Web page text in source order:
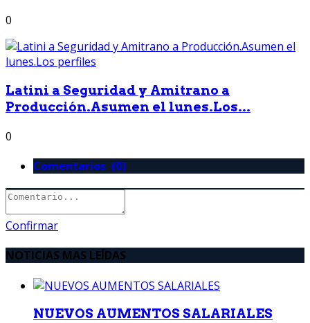
0
Latini a Seguridad y Amitrano a
Producción.Asumen el lunes.Los...
0
Comentarios (0)
Confirmar
NOTICIAS MAS LEÍDAS
NUEVOS AUMENTOS SALARIALES